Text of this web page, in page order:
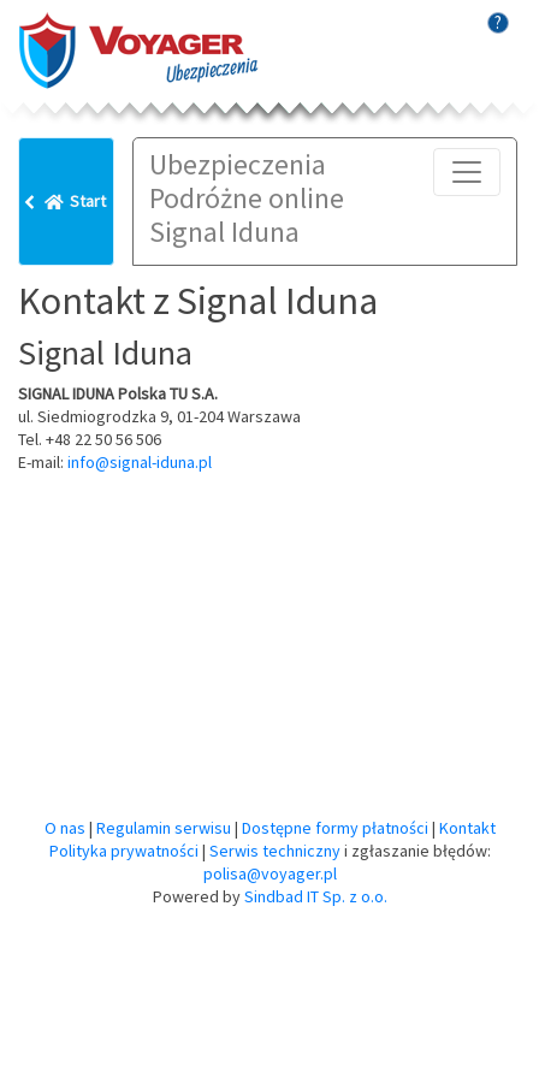
?
Start
Ubezpieczenia
Podróżne online
Signal Iduna
Kontakt z Signal Iduna
Signal Iduna
SIGNAL IDUNA Polska TU S.A.
ul. Siedmiogrodzka 9, 01-204 Warszawa
Tel. +48 22 50 56 506
E-mail: info@signal-iduna.pl
O nas | Regulamin serwisu | Dostępne formy płatności | Kontakt
Polityka prywatności | Serwis technicznyi zgłaszanie błędów:
polisa@voyager.pl
Powered bySindbad IT Sp. z o.o.